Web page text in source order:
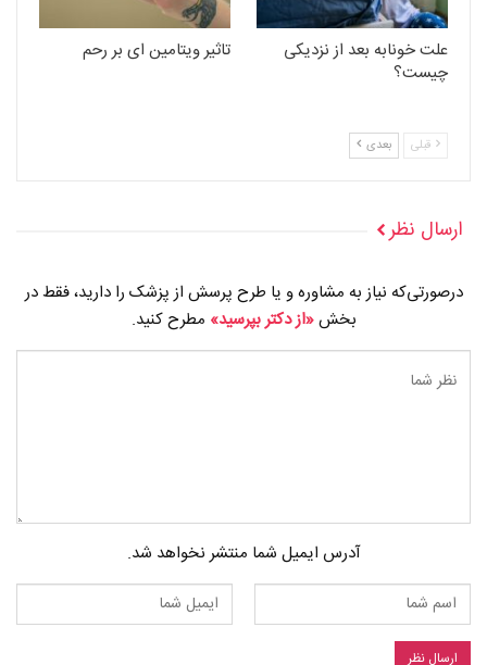
علت خونابه بعد از نزدیکی
چیست؟
تاثیر ویتامین ای بر رحم
قبلی بعدی
ارسال نظر
درصورتی‌که نیاز به مشاوره و یا طرح پرسش از پزشک را دارید، فقط در
بخش«از دکتر بپرسید» مطرح کنید.
آدرس ایمیل شما منتشر نخواهد شد.